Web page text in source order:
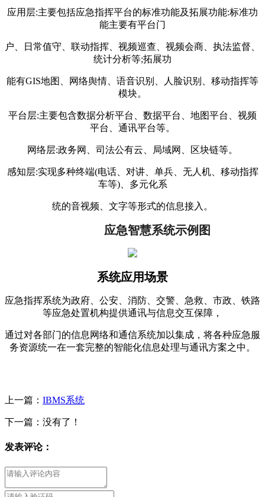
应用层:主要包括应急指挥平台的标准功能及拓展功能:标准功
能主要有平台门
户、日常值守、联动指挥、视频巡查、视频会商、执法监督、
统计分析等;拓展功
能有GIS地图、网络舆情、语音识别、人脸识别、移动指挥等
模块。
平台层:主要包含数据分析平台、数据平台、地图平台、视频
平台、通讯平台等。
网络层:政务网、司法公有云、局域网、区块链等。
感知层:实现多种终端(电话、对讲、单兵、无人机、移动指挥
车等)、多元化系
统的音视频、文字等形式的信息接入。
	应急智慧系统示例图
系统应用场景
应急指挥系统为政府、公安、消防、交警、急救、市政、铁路
等应急处置机构提供通讯与信息交互保障，
通过对各部门的信息网络和通信系统加以集成，将各种应急服
务资源统一在一套完整的智能化信息处理与通讯方案之中。
上一篇： IBMS系统
下一篇：没有了！
发表评论：